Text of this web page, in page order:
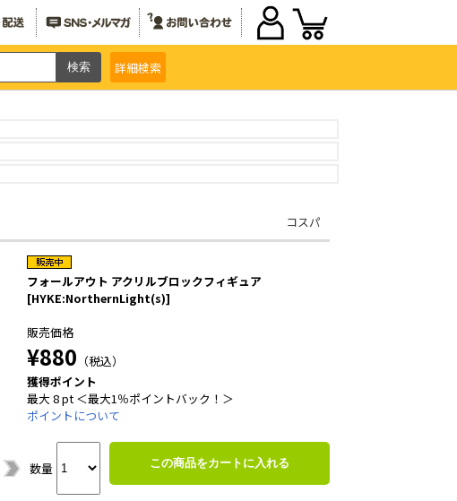
詳細検索
コスパ
フォールアウト アクリルブロックフィギュア
[HYKE:NorthernLight(s)]
販売価格
¥880 （税込）
獲得ポイント
最大 8 pt ＜最大1％ポイントバック！＞
ポイントについて
数量 この商品をカートに入れる